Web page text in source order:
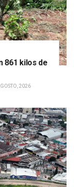
861 kilos de
2026